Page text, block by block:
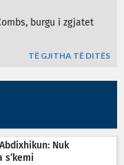
burgu i zgjatet
TË GJITHA TË DITËS
Nuk
s’kemi